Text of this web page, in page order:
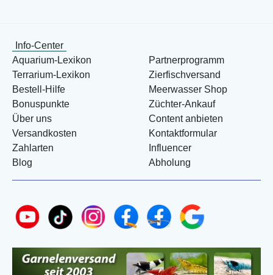
Info-Center
Aquarium-Lexikon
Terrarium-Lexikon
Bestell-Hilfe
Bonuspunkte
Über uns
Versandkosten
Zahlarten
Blog
Partnerprogramm
Zierfischversand
Meerwasser Shop
Züchter-Ankauf
Content anbieten
Kontaktformular
Influencer
Abholung